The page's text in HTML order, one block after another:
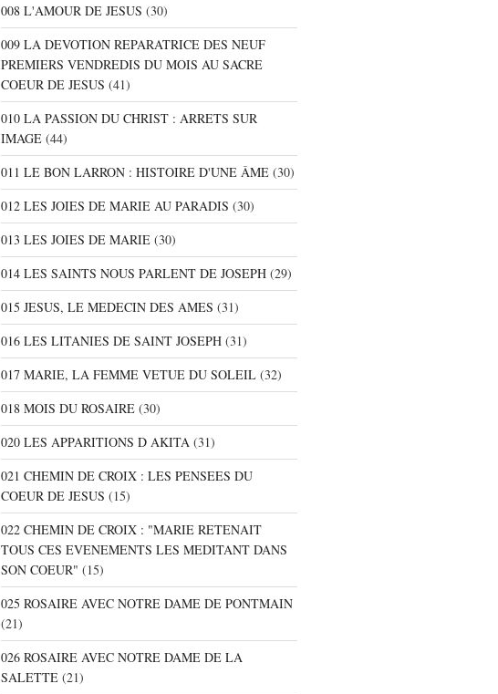
008 L'AMOUR DE JESUS (30)
009 LA DEVOTION REPARATRICE DES NEUF
PREMIERS VENDREDIS DU MOIS AU SACRE
COEUR DE JESUS (41)
010 LA PASSION DU CHRIST : ARRETS SUR
IMAGE(44)
011 LE BON LARRON : HISTOIRE D'UNE ÂME(30)
012 LES JOIES DE MARIE AU PARADIS (30)
013 LES JOIES DE MARIE(30)
014 LES SAINTS NOUS PARLENT DE JOSEPH(29)
015 JESUS, LE MEDECIN DES AMES (31)
016 LES LITANIES DE SAINT JOSEPH(31)
017 MARIE, LA FEMME VETUE DU SOLEIL(32)
018 MOIS DU ROSAIRE(30)
020 LES APPARITIONS D AKITA(31)
021 CHEMIN DE CROIX : LES PENSEES DU
COEUR DE JESUS (15)
022 CHEMIN DE CROIX : "MARIE RETENAIT
TOUS CES EVENEMENTS LES MEDITANT DANS
SON COEUR" (15)
025 ROSAIRE AVEC NOTRE DAME DE PONTMAIN
(21)
026 ROSAIRE AVEC NOTRE DAME DE LA
SALETTE(21)